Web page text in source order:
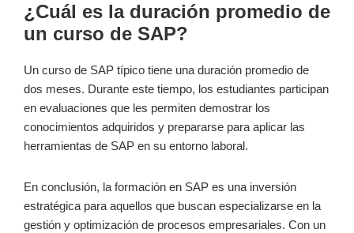
¿Cuál es la ‌duración⁤ promedio de
un curso de SAP?
Un curso de SAP ⁣típico tiene una duración promedio de
dos meses. Durante este ​tiempo, los estudiantes participan
⁣en ‍evaluaciones que les permiten demostrar los
conocimientos adquiridos y prepararse⁢ para aplicar las
herramientas de SAP en su entorno​ laboral.
En‌ conclusión,⁤ la formación en SAP es una inversión
estratégica para aquellos⁣ que buscan‌ especializarse ⁢en la
gestión y optimización de procesos empresariales. Con un